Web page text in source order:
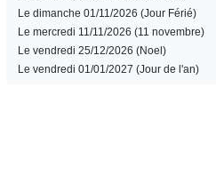
Le dimanche 01/11/2026 (Jour Férié)
Le mercredi 11/11/2026 (11 novembre)
Le vendredi 25/12/2026 (Noel)
Le vendredi 01/01/2027 (Jour de l'an)